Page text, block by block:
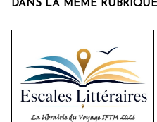
DANS LA MÊME